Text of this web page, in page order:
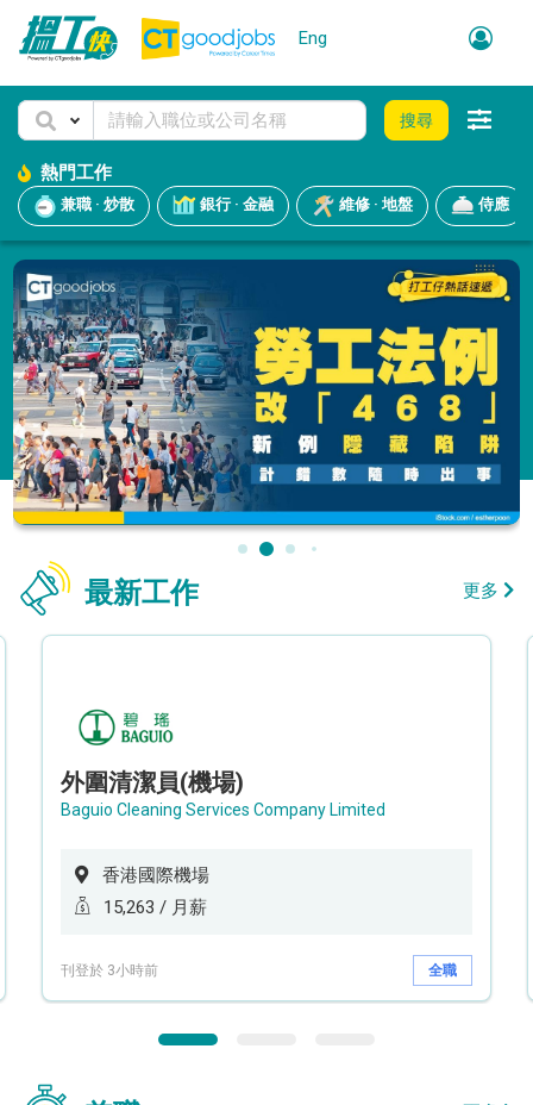
Eng
搜尋
熱門工作
兼職 · 炒散 銀行 · 金融 維修 · 地盤 侍應
最新工作 更多
外圍清潔員(機場)
Baguio Cleaning Services Company Limited
香港國際機場
15,263 / 月薪
刊登於 3小時前 全職